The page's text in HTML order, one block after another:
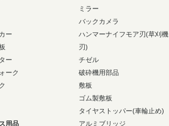
ー
ー
ーク
用品
ミラー
バックカメラ
ハンマーナイフモア刃(草刈機
刃)
チゼル
破砕機用部品
敷板
ゴム製敷板
タイヤストッパー(車輪止め)
アルミブリッジ